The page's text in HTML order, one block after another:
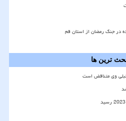
در جنگ رمضان از استان قم
ترین ها
قبلی وی متناقض است